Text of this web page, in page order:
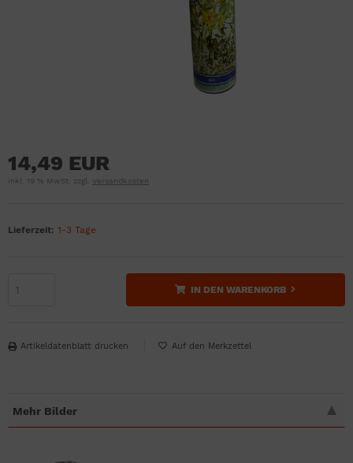
14,49 EUR
inkl. 19 % MwSt. zzgl. Versandkosten
Lieferzeit: 1-3 Tage
IN DEN WARENKORB
Artikeldatenblatt drucken
Mehr Bilder